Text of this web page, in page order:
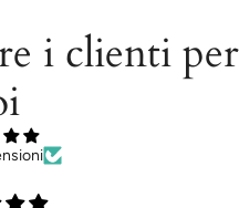
i clienti per